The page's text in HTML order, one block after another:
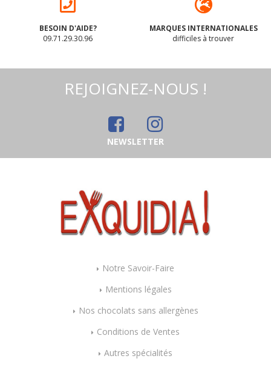
BESOIN D'AIDE?
09.71.29.30.96
MARQUES INTERNATIONALES
difficiles à trouver
REJOIGNEZ-NOUS !
NEWSLETTER
Notre Savoir-Faire
Mentions légales
Nos chocolats sans allergènes
Conditions de Ventes
Autres spécialités